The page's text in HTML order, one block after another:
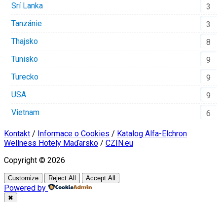
Srí Lanka
3
Tanzánie
3
Thajsko
8
Tunisko
9
Turecko
9
USA
9
Vietnam
6
Kontakt / Informace o Cookies / Katalog Alfa-Elchron
Wellness Hotely Maďarsko / CZIN.eu
Copyright © 2026
Customize Reject All Accept All
Powered by
✖